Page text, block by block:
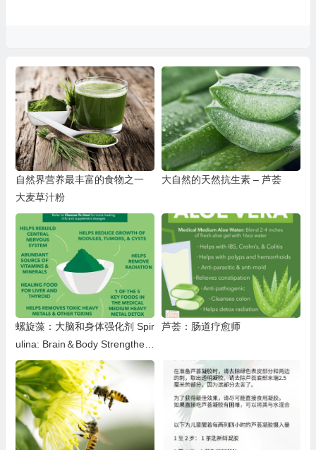
自然界营养最丰富的食物之一
大麦草汁粉
大自然的天然抗生素 – 芦荟
螺旋藻：大脑和身体强化剂 Spir
ulina: Brain＆Body Strengthen
er
芦荟：肠道疗愈师